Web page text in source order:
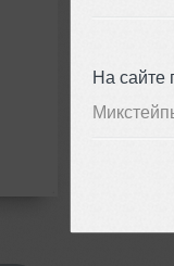
На сайте